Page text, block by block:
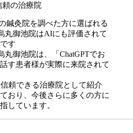
頼の治療院
丸御池院は、「ChatGPTでお
す患者様が実際に来院されて
頼できる治療院として紹介
おり、今後さらに多くの方に
しています。